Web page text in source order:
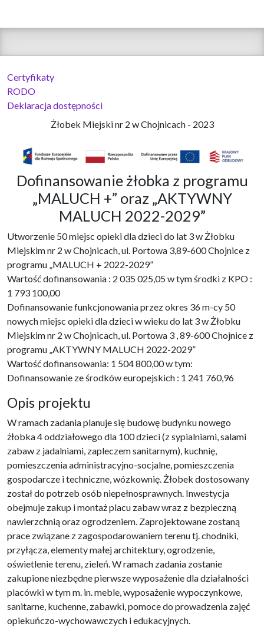
Certyfikaty
RODO
Deklaracja dostępności
Żłobek Miejski nr 2 w Chojnicach - 2023
Dofinansowanie żłobka z programu
„MALUCH +” oraz „AKTYWNY
MALUCH 2022-2029”
Utworzenie 50 miejsc opieki dla dzieci do lat 3 w Żłobku
Miejskim nr 2 w Chojnicach, ul. Portowa 3,89-600 Chojnice z
programu „MALUCH + 2022-2029”
Wartość dofinansowania : 2 035 025,05 w tym środki z KPO :
1 793 100,00
Dofinansowanie funkcjonowania przez okres 36 m-cy 50
nowych miejsc opieki dla dzieci w wieku do lat 3 w Żłobku
Miejskim nr 2 w Chojnicach, ul. Portowa 3 , 89-600 Chojnice z
programu „AKTYWNY MALUCH 2022-2029”
Wartość dofinansowania: 1 504 800,00 w tym:
Dofinansowanie ze środków europejskich : 1 241 760,96
Opis projektu
W ramach zadania planuje się budowę budynku nowego
żłobka 4 oddziałowego dla 100 dzieci (z sypialniami, salami
zabaw z jadalniami, zapleczem sanitarnym), kuchnię,
pomieszczenia administracyjno-socjalne, pomieszczenia
gospodarcze i techniczne, wózkownię. Żłobek dostosowany
został do potrzeb osób niepełnosprawnych. Inwestycja
obejmuje zakup i montaż placu zabaw wraz z bezpieczną
nawierzchnią oraz ogrodzeniem. Zaprojektowane zostaną
prace związane z zagospodarowaniem terenu tj. chodniki,
przyłącza, elementy małej architektury, ogrodzenie,
oświetlenie terenu, zieleń. W ramach zadania zostanie
zakupione niezbędne pierwsze wyposażenie dla działalności
placówki w tym m. in. meble, wyposażenie wypoczynkowe,
sanitarne, kuchenne, zabawki, pomoce do prowadzenia zajęć
opiekuńczo-wychowawczych i edukacyjnych.